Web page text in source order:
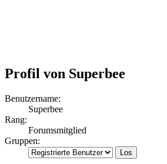
Profil von Superbee
Benutzername:
Superbee
Rang:
Forumsmitglied
Gruppen: